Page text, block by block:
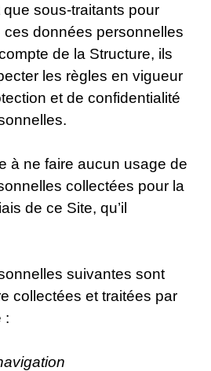
sous-traitants pour
ces données personnelles
de la Structure, ils
les règles en vigueur
et de confidentialité
à ne faire aucun usage de
collectées pour la
de ce Site, qu’il
suivantes sont
collectées et traitées par
: